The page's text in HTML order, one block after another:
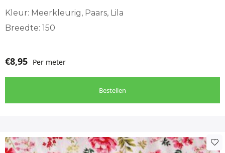
Kleur: Meerkleurig, Paars, Lila
Breedte: 150
€8,95 Per meter
Bestellen